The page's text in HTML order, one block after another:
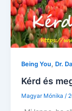
Being You, Dr.
Kérd és
Magyar Mónika/